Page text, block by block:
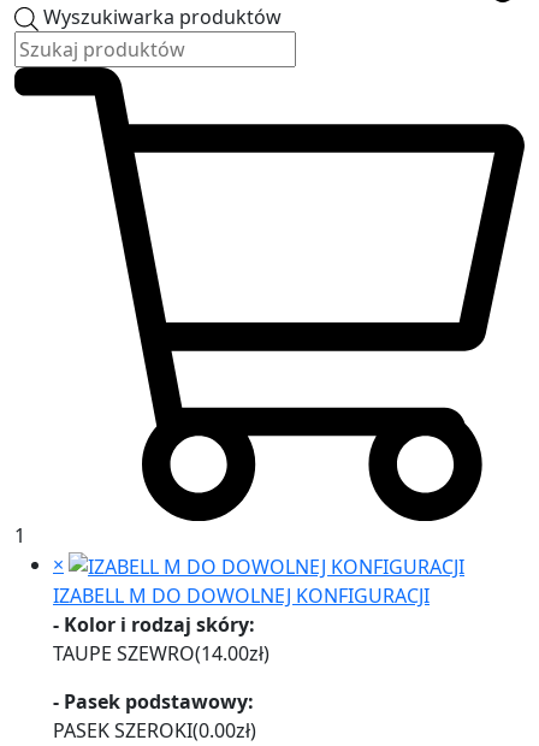
Wyszukiwarka produktów
1
×
IZABELL M DO DOWOLNEJ KONFIGURACJI
- Kolor i rodzaj skóry:
TAUPE SZEWRO(14.00zł)
- Pasek podstawowy:
PASEK SZEROKI(0.00zł)